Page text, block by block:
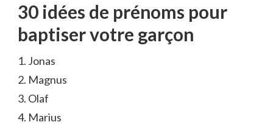
30 idées de prénoms pour
baptiser votre garçon
1. Jonas
2. Magnus
3. Olaf
4. Marius